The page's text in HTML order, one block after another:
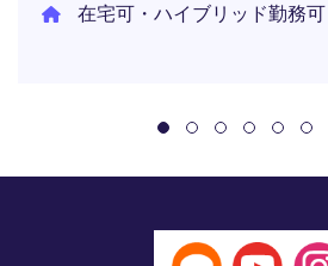
在宅可・ハイブリッド勤務可